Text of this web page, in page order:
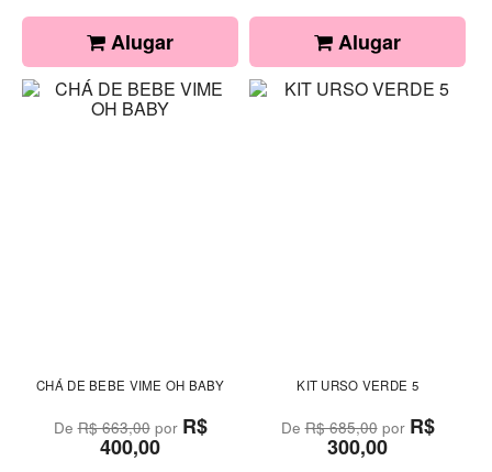
Alugar Alugar
CHÁ DE BEBE VIME OH BABY
DeR$ 663,00por R$
400,00
KIT URSO VERDE 5
DeR$ 685,00por R$
300,00